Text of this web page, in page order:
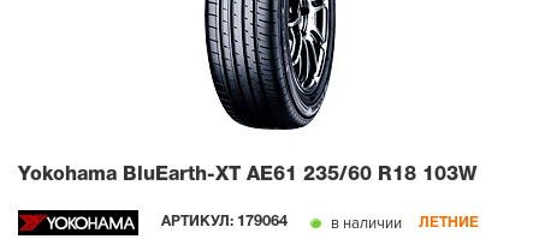
Yokohama BluEarth-XT AE61 235/60 R18 103W
АРТИКУЛ: 179064 в наличии ЛЕТНИЕ